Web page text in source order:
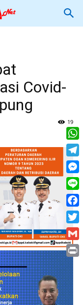
Covid-
19
Line
Print